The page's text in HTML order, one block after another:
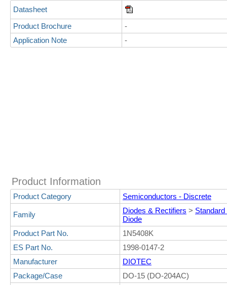
Datasheet
Product Brochure
-
Application Note
-
Product Information
Product Category Semiconductors - Discrete
Family Diodes & Rectifiers >
Diode
Product Part No.
1N5408K
ES Part No.
1998-0147-2
Manufacturer
DIOTEC
Package/Case
DO-15 (DO-204AC)